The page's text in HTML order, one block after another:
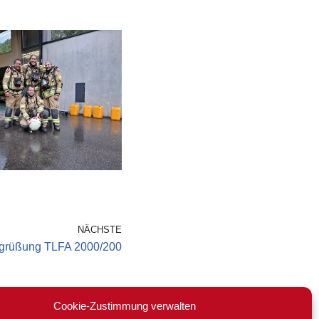
Cookie-Zustimmung verwalten
NÄCHSTE
TLFA 2000/200